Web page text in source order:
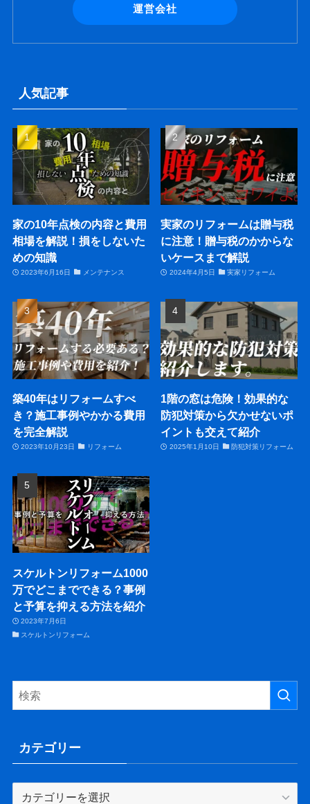
運営会社
人気記事
家の10年点検の内容と費用
相場を解説！損をしないた
めの知識
2023年6月16日 メンテナンス
実家のリフォームは贈与税
に注意！贈与税のかからな
いケースまで解説
2024年4月5日 実家リフォーム
築40年はリフォームすべ
き？施工事例やかかる費用
を完全解説
2023年10月23日 リフォーム
1階の窓は危険！効果的な
防犯対策から欠かせないポ
イントも交えて紹介
2025年1月10日 防犯対策リフォーム
スケルトンリフォーム1000
万でどこまでできる？事例
と予算を抑える方法を紹介
2023年7月6日
スケルトンリフォーム
カテゴリー